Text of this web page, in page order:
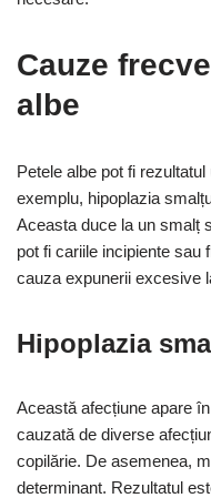
Cauze
albe
Petele albe pot fi
exemplu, hipoplazia
Aceasta duce la un smalț
pot fi cariile incipiente sau
cauza expunerii excesive
Hipoplazia
Această afecțiune apare
cauzată de diverse
copilărie. De asemenea,
determinant. Rezultatul